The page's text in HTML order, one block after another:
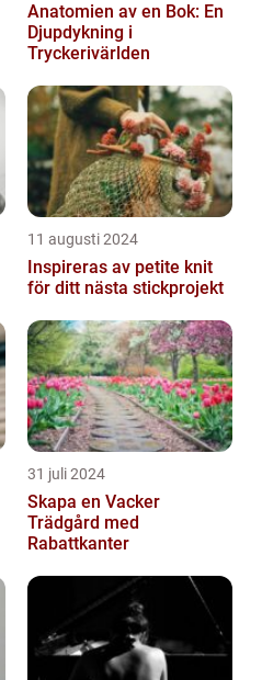
Anatomien av en Bok: En
Djupdykning i
Tryckerivärlden
11 augusti 2024
Inspireras av petite knit
för ditt nästa stickprojekt
31 juli 2024
Skapa en Vacker
Trädgård med
Rabattkanter